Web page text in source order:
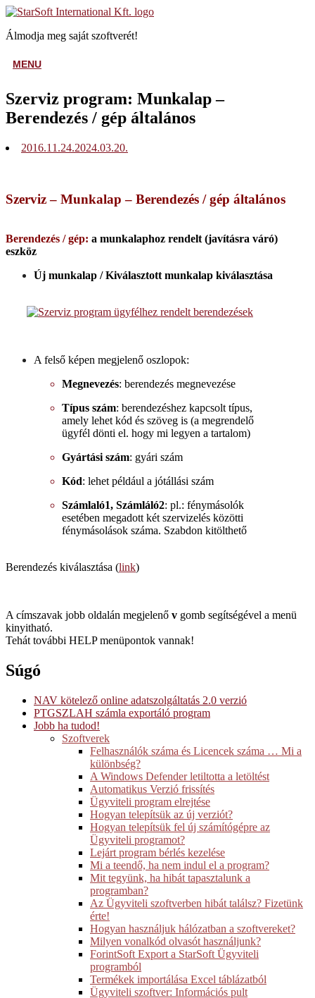
Skip
content
Home
Álmodja meg saját szoftverét!
MENUMENU
Szerviz program: Munkalap –
Berendezés / gép általános
2016.11.24.2024.03.20.
Szerviz – Munkalap – Berendezés / gép általános
Berendezés / gép: a munkalaphoz rendelt (javításra váró)
eszköz
Új munkalap / Kiválasztott munkalap kiválasztása
A felső képen megjelenő oszlopok:
Megnevezés: berendezés megnevezése
Típus szám: berendezéshez kapcsolt típus,
amely lehet kód és szöveg is (a megrendelő
ügyfél dönti el. hogy mi legyen a tartalom)
Gyártási szám: gyári szám
Kód: lehet például a jótállási szám
Számlaló1, Számláló2: pl.: fénymásolók
esetében megadott két szervizelés közötti
fénymásolások száma. Szabdon kitölthető
Berendezés kiválasztása (link)
Post
navigation
A címszavak jobb oldalán megjelenő v gomb segítségével a menü
kinyitható.
Tehát további HELP menüpontok vannak!
Súgó
NAV kötelező online adatszolgáltatás 2.0 verzió
PTGSZLAH számla exportáló program
Jobb ha tudod!
Szoftverek
Felhasználók száma és Licencek száma … Mi a
különbség?
A Windows Defender letiltotta a letöltést
Automatikus Verzió frissítés
Ügyviteli program elrejtése
Hogyan telepítsük az új verziót?
Hogyan telepítsük fel új számítógépre az
Ügyviteli programot?
Lejárt program bérlés kezelése
Mi a teendő, ha nem indul el a program?
Mit tegyünk, ha hibát tapasztalunk a
programban?
Az Ügyviteli szoftverben hibát találsz? Fizetünk
érte!
Hogyan használjuk hálózatban a szoftvereket?
Milyen vonalkód olvasót használjunk?
ForintSoft Export a StarSoft Ügyviteli
programból
Termékek importálása Excel táblázatból
Ügyviteli szoftver: Információs pult